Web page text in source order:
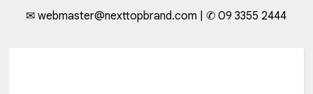
✉ webmaster@nexttopbrand.com | ✆ 09 3355 2444